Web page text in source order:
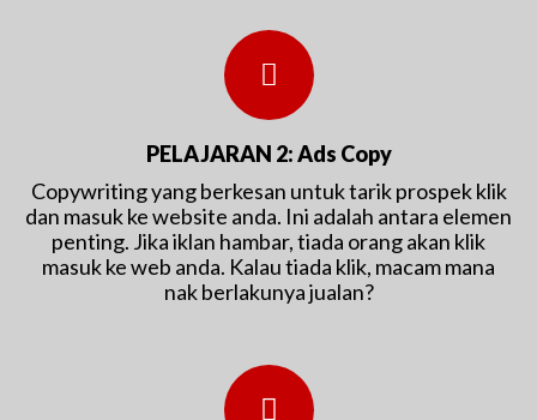
PELAJARAN 2: Ads Copy
Copywriting yang berkesan untuk tarik prospek klik
dan masuk ke website anda. Ini adalah antara elemen
penting. Jika iklan hambar, tiada orang akan klik
masuk ke web anda. Kalau tiada klik, macam mana
nak berlakunya jualan?